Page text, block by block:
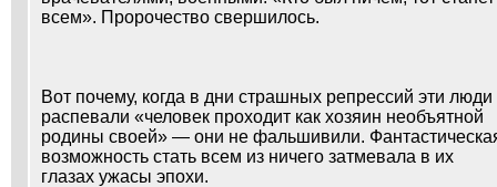
всем». Пророчество свершилось.
Вот почему, когда в дни страшных репрессий эти люди
распевали «человек проходит как хозяин необъятной
родины своей» — они не фальшивили.
возможность стать всем из ничего затмевала в их
глазах ужасы эпохи.